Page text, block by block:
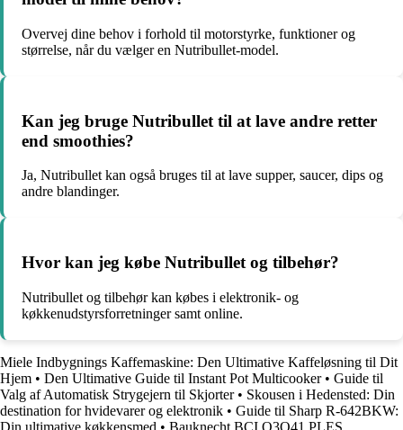
Overvej dine behov i forhold til motorstyrke, funktioner og
størrelse, når du vælger en Nutribullet-model.
Kan jeg bruge Nutribullet til at lave andre retter
end smoothies?
Ja, Nutribullet kan også bruges til at lave supper, saucer, dips og
andre blandinger.
Hvor kan jeg købe Nutribullet og tilbehør?
Nutribullet og tilbehør kan købes i elektronik- og
køkkenudstyrsforretninger samt online.
Miele Indbygnings Kaffemaskine: Den Ultimative Kaffeløsning til Dit
Hjem • Den Ultimative Guide til Instant Pot Multicooker• Guide til
Valg af Automatisk Strygejern til Skjorter• Skousen i Hedensted: Din
destination for hvidevarer og elektronik • Guide til Sharp R-642BKW:
Din ultimative køkkensmed • Bauknecht BCI O3O41 PLES